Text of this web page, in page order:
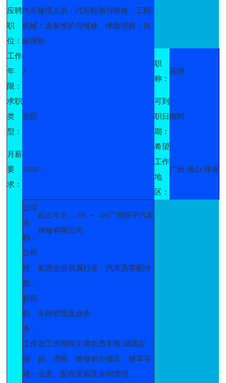
应聘
职
位：
汽车修理人员：汽车检测与维修、工程/
机械：设备维护与维修、保险理赔：保
险理赔
工作
年
限：
2
职
称：
高级
求职
类
型：
全职
可到
职日
期：
随时
月薪
要
求：
1500--
希望
工作
地
区：
广州 佛山 珠海
公司
名
称：
起止年月：-09 ～ -06广州锦宇汽车
维修有限公司
公司
性
质：
私营企业所属行业：汽车及零配件
担任
职
务：
车间管理及业务
工作
描
述：
在工作期间主要负责车险.现场定
损、理赔、维修前台接车、接车等
业务、配件采购及车间管理。